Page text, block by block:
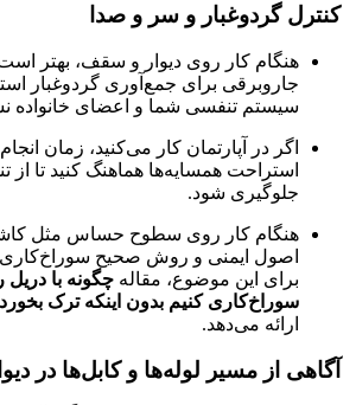
کنترل گردوغبار و سر و صدا
هنگام کار روی دیوار و سقف، بهتر
جاروبرقی برای جمع‌آوری گردوغبار
سیستم تنفسی شما و اعضای خانواده
اگر در آپارتمان کار می‌کنید، زمان
استراحت همسایه‌ها هماهنگ کنید تا
جلوگیری شود.
هنگام کار روی سطوح حساس مثل
اصول ایمنی و روش صحیح سوراخ‌کاری
برای این موضوع، مقاله چگونه با
سوراخ‌کاری کنیم بدون اینکه ترک
ارائه می‌دهد.
آگاهی از مسیر لوله‌ها و کابل‌ها در